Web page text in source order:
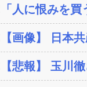
「人に恨みを
【画像】 日本
【悲報】 玉川